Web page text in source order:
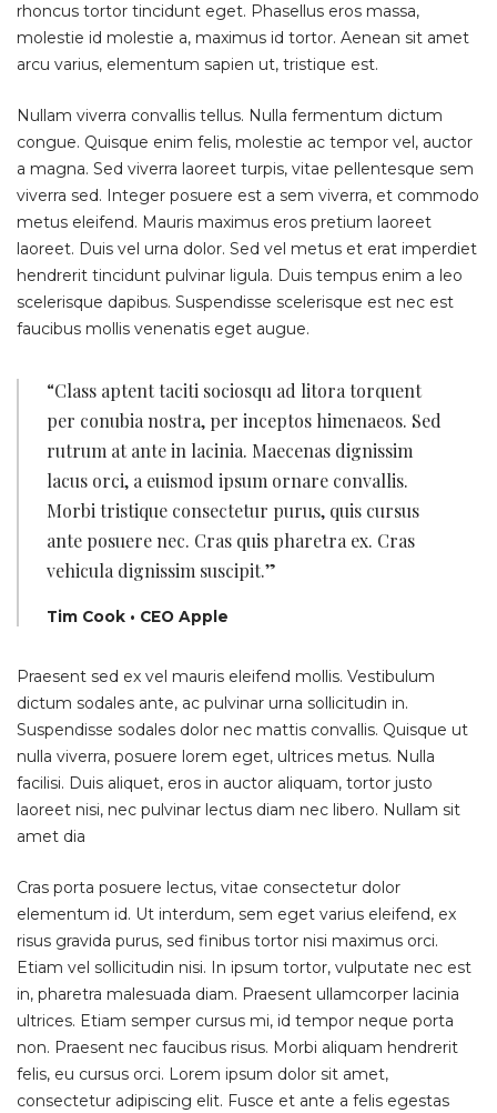
rhoncus tortor tincidunt eget. Phasellus eros massa,
molestie id molestie a, maximus id tortor. Aenean sit amet
arcu varius, elementum sapien ut, tristique est.
Nullam viverra convallis tellus. Nulla fermentum dictum
congue. Quisque enim felis, molestie ac tempor vel, auctor
a magna. Sed viverra laoreet turpis, vitae pellentesque sem
viverra sed. Integer posuere est a sem viverra, et commodo
metus eleifend. Mauris maximus eros pretium laoreet
laoreet. Duis vel urna dolor. Sed vel metus et erat imperdiet
hendrerit tincidunt pulvinar ligula. Duis tempus enim a leo
scelerisque dapibus. Suspendisse scelerisque est nec est
faucibus mollis venenatis eget augue.
“Class aptent taciti sociosqu ad litora torquent
per conubia nostra, per inceptos himenaeos. Sed
rutrum at ante in lacinia. Maecenas dignissim
lacus orci, a euismod ipsum ornare convallis.
Morbi tristique consectetur purus, quis cursus
ante posuere nec. Cras quis pharetra ex. Cras
vehicula dignissim suscipit.”
Tim Cook • CEO Apple
Praesent sed ex vel mauris eleifend mollis. Vestibulum
dictum sodales ante, ac pulvinar urna sollicitudin in.
Suspendisse sodales dolor nec mattis convallis. Quisque ut
nulla viverra, posuere lorem eget, ultrices metus. Nulla
facilisi. Duis aliquet, eros in auctor aliquam, tortor justo
laoreet nisi, nec pulvinar lectus diam nec libero. Nullam sit
amet dia
Cras porta posuere lectus, vitae consectetur dolor
elementum id. Ut interdum, sem eget varius eleifend, ex
risus gravida purus, sed finibus tortor nisi maximus orci.
Etiam vel sollicitudin nisi. In ipsum tortor, vulputate nec est
in, pharetra malesuada diam. Praesent ullamcorper lacinia
ultrices. Etiam semper cursus mi, id tempor neque porta
non. Praesent nec faucibus risus. Morbi aliquam hendrerit
felis, eu cursus orci. Lorem ipsum dolor sit amet,
consectetur adipiscing elit. Fusce et ante a felis egestas